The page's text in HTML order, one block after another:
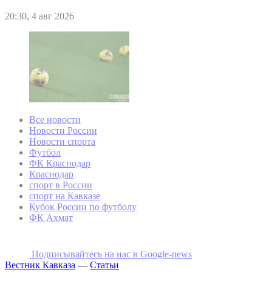
20:30, 4 авг 2026
Все новости
Новости России
Новости спорта
Футбол
ФК Краснодар
Краснодар
спорт в России
спорт на Кавказе
Кубок России по футболу
ФК Ахмат
Подписывайтесь на наc в Google-news
Вестник Кавказа — Статьи